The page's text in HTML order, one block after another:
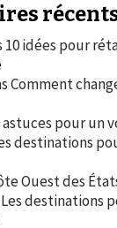
10 idées pour
Comment
pour un
destinations
Ouest des
Les destinations